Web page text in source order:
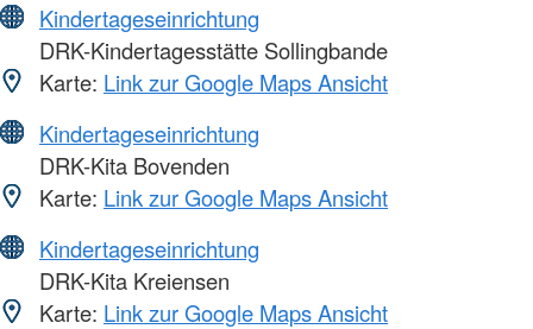
Kindertageseinrichtung
DRK-Kindertagesstätte Sollingbande
Karte: Link zur Google Maps Ansicht
Kindertageseinrichtung
DRK-Kita Bovenden
Karte: Link zur Google Maps Ansicht
Kindertageseinrichtung
DRK-Kita Kreiensen
Karte: Link zur Google Maps Ansicht